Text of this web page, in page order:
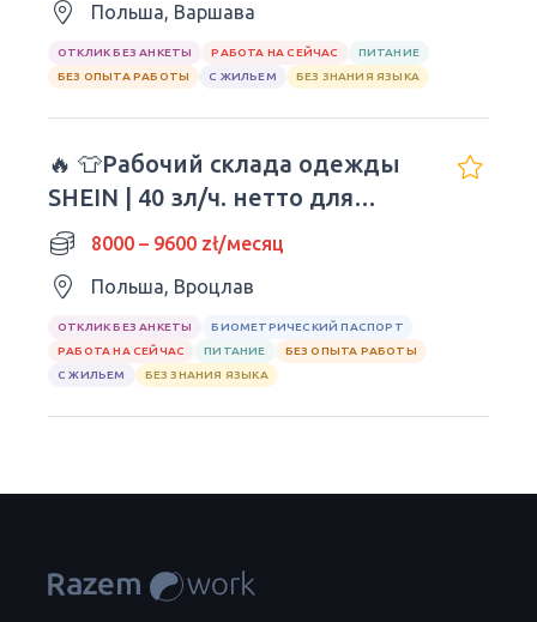
Польша, Варшава
ОТКЛИК БЕЗ АНКЕТЫ РАБОТА НА СЕЙЧАС
ПИТАНИЕ
БЕЗ ОПЫТА РАБОТЫ
С ЖИЛЬЕМ БЕЗ ЗНАНИЯ ЯЗЫКА
🔥 👕Рабочий склада одежды
SHEIN | 40 зл/ч. нетто для
молодежи!
8000 – 9600 zł/месяц
Польша, Вроцлав
ОТКЛИК БЕЗ АНКЕТЫ
БИОМЕТРИЧЕСКИЙ ПАСПОРТ
РАБОТА НА СЕЙЧАС
ПИТАНИЕ
БЕЗ ОПЫТА РАБОТЫ
С ЖИЛЬЕМ
БЕЗ ЗНАНИЯ ЯЗЫКА